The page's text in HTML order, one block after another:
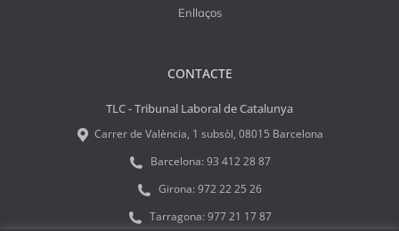
Enllaços
CONTACTE
TLC - Tribunal Laboral de Catalunya
Carrer de València, 1 subsòl, 08015 Barcelona
Barcelona: 93 412 28 87
Girona: 972 22 25 26
Tarragona: 977 21 17 87